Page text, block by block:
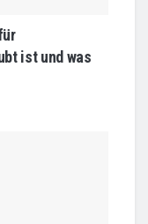
ist und was